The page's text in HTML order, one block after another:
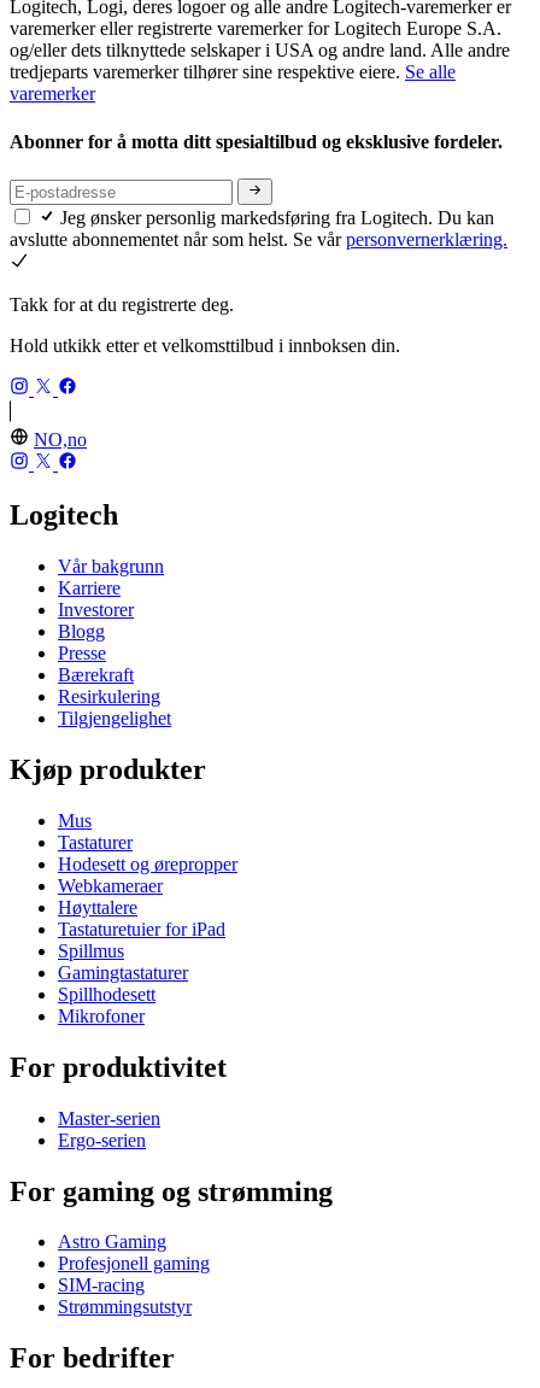
Logitech, Logi, deres logoer og alle andre Logitech-varemerker er
varemerker eller registrerte varemerker for Logitech Europe S.A.
og/eller dets tilknyttede selskaper i USA og andre land. Alle andre
tredjeparts varemerker tilhører sine respektive eiere. Se alle
varemerker
Abonner for å motta ditt spesialtilbud og eksklusive fordeler.
Jeg ønsker personlig markedsføring fra Logitech. Du kan
avslutte abonnementet når som helst. Se vårpersonvernerklæring.
Takk for at du registrerte deg.
Hold utkikk etter et velkomsttilbud i innboksen din.
NO,no
Logitech
Vår bakgrunn
Karriere
Investorer
Blogg
Presse
Bærekraft
Resirkulering
Tilgjengelighet
Kjøp produkter
Mus
Tastaturer
Hodesett og ørepropper
Webkameraer
Høyttalere
Tastaturetuier for iPad
Spillmus
Gamingtastaturer
Spillhodesett
Mikrofoner
For produktivitet
Master-serien
Ergo-serien
For gaming og strømming
Astro Gaming
Profesjonell gaming
SIM-racing
Strømmingsutstyr
For bedrifter